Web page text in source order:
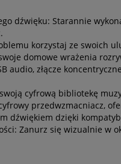
dźwięku: Starannie
korzystaj ze swoich
domowe wrażenia
audio, złącze
cyfrową bibliotekę
przedwzmacniacz,
dźwiękiem dzięki
Zanurz się wizualnie w